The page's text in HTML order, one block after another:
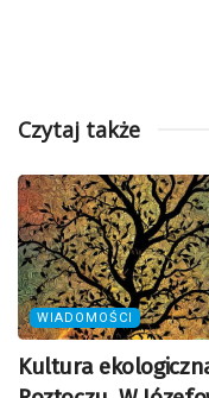
Czytaj także
WIADOMOŚCI
Kultura